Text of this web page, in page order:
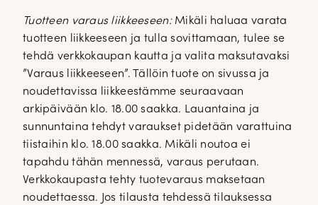
Tuotteen varaus liikkeeseen:Mikäli haluaa varata
tuotteen liikkeeseen ja tulla sovittamaan, tulee se
tehdä verkkokaupan kautta ja valita maksutavaksi
”Varaus liikkeeseen”. Tällöin tuote on sivussa ja
noudettavissa liikkeestämme seuraavaan
arkipäivään klo. 18.00 saakka. Lauantaina ja
sunnuntaina tehdyt varaukset pidetään varattuina
tiistaihin klo. 18.00 saakka. Mikäli noutoa ei
tapahdu tähän mennessä, varaus perutaan.
Verkkokaupasta tehty tuotevaraus maksetaan
noudettaessa. Jos tilausta tehdessä tilauksessa
DOPP tyylikirje!
Tilaa tyylikirje ja inspiroidu ajattomasta tyylistä sekä uusista
näkökulmista pukeutumiseen — arkeen ja juhlaan. Uutiset,
uutuudet ja ajattomat ideat saapuvat suoraan sähköpostiisi!
Tilaa tyylikirje